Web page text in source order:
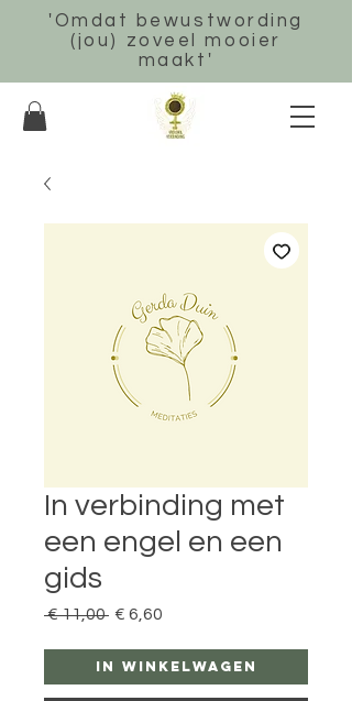
'Omdat bewustwording
(jou) zoveel mooier
maakt'
In verbinding met
een engel en een
gids
€ 11,00 Normale
€ 6,60
In winkelwagen